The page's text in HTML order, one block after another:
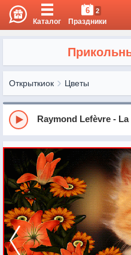
Каталог
6 2
Праздники
Открыткиок Цветы
Raymond Lefèvre - La